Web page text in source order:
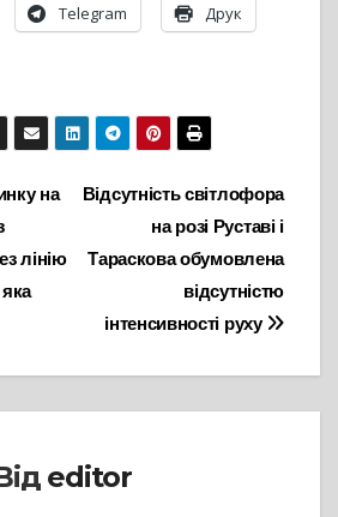
Telegram Друк
Відсутність світлофора
на розі Руставі і
Тараскова обумовлена
відсутністю
інтенсивності руху
на
лінію
editor